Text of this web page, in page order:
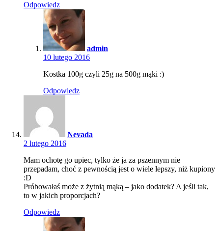
Odpowiedz
admin
10 lutego 2016
Kostka 100g czyli 25g na 500g mąki :)
Odpowiedz
Nevada
2 lutego 2016
Mam ochotę go upiec, tylko że ja za pszennym nie
przepadam, choć z pewnością jest o wiele lepszy, niż kupiony
:D
Próbowałaś może z żytnią mąką – jako dodatek? A jeśli tak,
to w jakich proporcjach?
Odpowiedz